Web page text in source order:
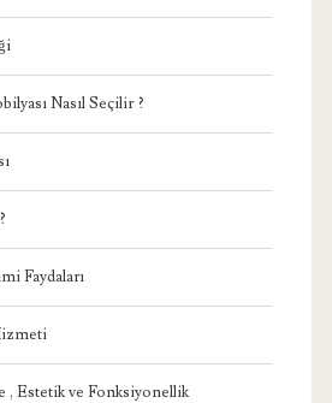
Nasıl Seçilir ?
Faydaları
, Estetik ve Fonksiyonellik